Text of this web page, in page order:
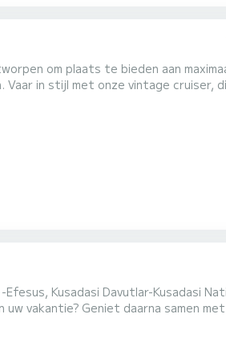
om plaats te bieden aan
in stijl met onze vintage cruiser,
uitgerust om een comfortabele
Kusadasi Davutlar-Kusadasi
vakantie? Geniet daarna samen
ons op voor gedetailleerde informatie.